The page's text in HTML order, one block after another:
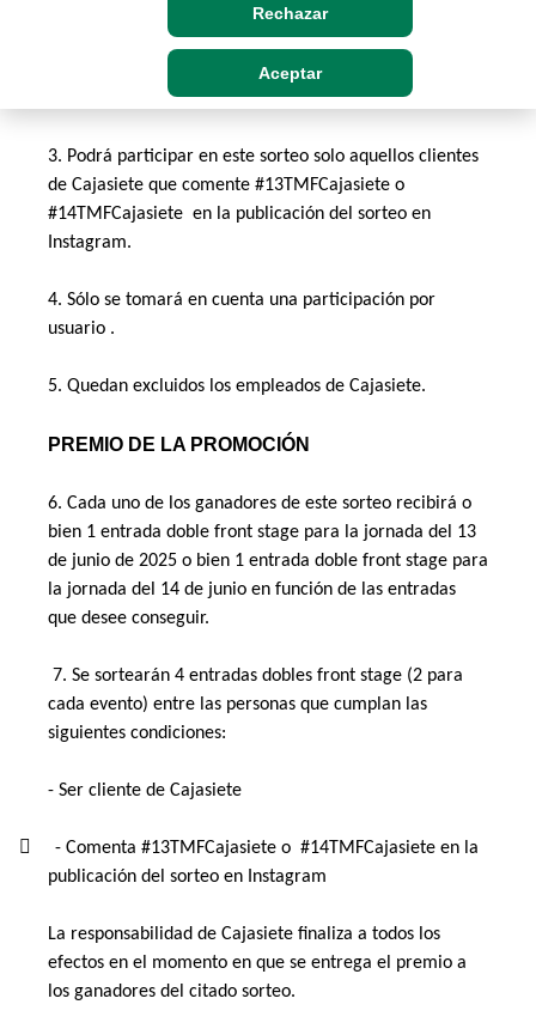
Rechazar
Aceptar
jornada del 13 de junio y 2 entradas dobles front stage
para la jornada del 14 de junio.
PARTICIPANTES
3. Podrá participar en este sorteo solo aquellos clientes
de Cajasiete que comente #13TMFCajasiete o
#14TMFCajasiete  en la publicación del sorteo en
Instagram.
4. Sólo se tomará en cuenta una participación por
usuario .
5. Quedan excluidos los empleados de Cajasiete.
PREMIO DE LA PROMOCIÓN
6. Cada uno de los ganadores de este sorteo recibirá o
bien 1 entrada doble front stage para la jornada del 13
de junio de 2025 o bien 1 entrada doble front stage para
la jornada del 14 de junio en función de las entradas
que desee conseguir.
7. Se sortearán 4 entradas dobles front stage (2 para
cada evento) entre las personas que cumplan las
siguientes condiciones:
- Ser cliente de Cajasiete
     - Comenta #13TMFCajasiete o  #14TMFCajasiete en la
publicación del sorteo en Instagram
La responsabilidad de Cajasiete finaliza a todos los
efectos en el momento en que se entrega el premio a
los ganadores del citado sorteo.